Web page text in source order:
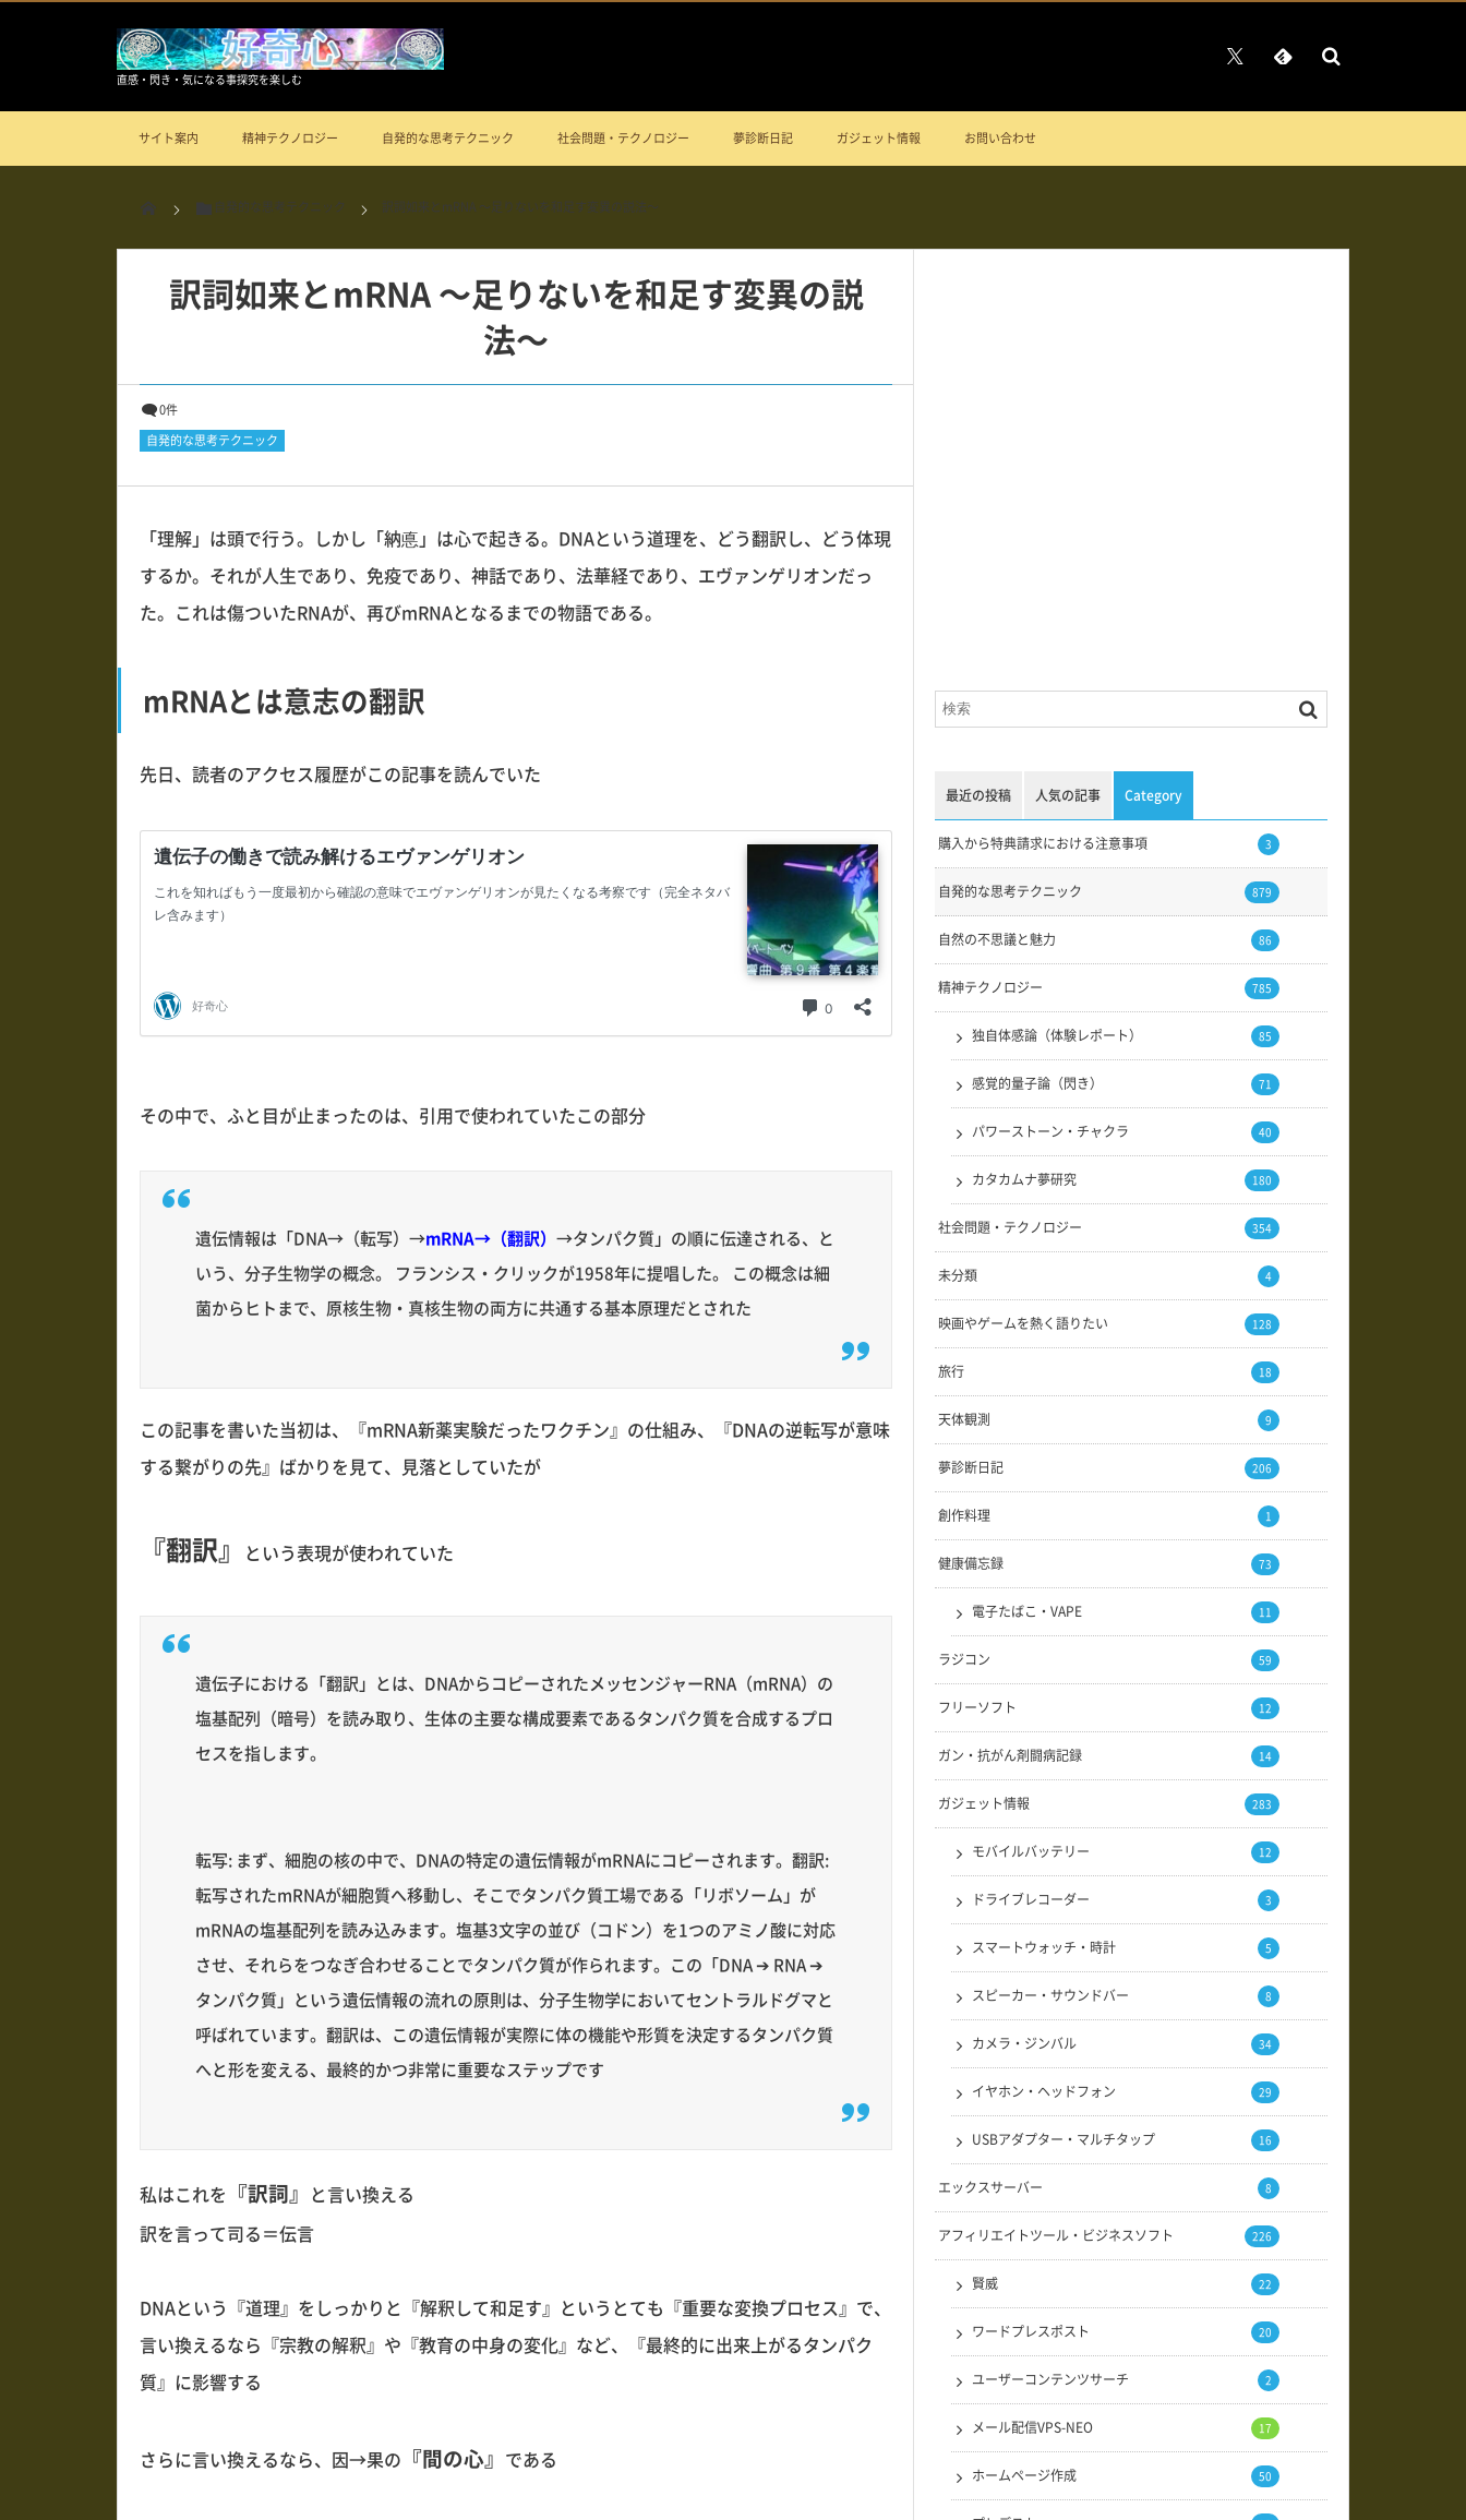
直感・閃き・気になる事探究を楽しむ
サイト案内 精神テクノロジー 自発的な思考テクニック 社会問題・テクノロジー 夢診断日記 ガジェット情報 お問い合わせ
自発的な思考テクニック 訳詞如来とmRNA 〜足りないを和足す変異の説法〜
訳詞如来とmRNA 〜足りないを和足す変異の説
法〜
0件
自発的な思考テクニック
「理解」は頭で行う。しかし「納悳」は心で起きる。DNAという道理を、どう翻訳し、どう体現
するか。それが人生であり、免疫であり、神話であり、法華経であり、エヴァンゲリオンだっ
た。これは傷ついたRNAが、再びmRNAとなるまでの物語である。
mRNAとは意志の翻訳
先日、読者のアクセス履歴がこの記事を読んでいた
その中で、ふと目が止まったのは、引用で使われていたこの部分
遺伝情報は「DNA→（転写）→mRNA→（翻訳） →タンパク質」の順に伝達される、と
いう、分子生物学の概念。 フランシス・クリックが1958年に提唱した。 この概念は細
菌からヒトまで、原核生物・真核生物の両方に共通する基本原理だとされた
この記事を書いた当初は、『mRNA新薬実験だったワクチン』の仕組み、『DNAの逆転写が意味
する繋がりの先』ばかりを見て、見落としていたが
『翻訳』 という表現が使われていた
遺伝子における「翻訳」とは、DNAからコピーされたメッセンジャーRNA（mRNA）の
塩基配列（暗号）を読み取り、生体の主要な構成要素であるタンパク質を合成するプロ
セスを指します。
転写: まず、細胞の核の中で、DNAの特定の遺伝情報がmRNAにコピーされます。翻訳:
転写されたmRNAが細胞質へ移動し、そこでタンパク質工場である「リボソーム」が
mRNAの塩基配列を読み込みます。塩基3文字の並び（コドン）を1つのアミノ酸に対応
させ、それらをつなぎ合わせることでタンパク質が作られます。この「DNA ➔ RNA ➔
タンパク質」という遺伝情報の流れの原則は、分子生物学においてセントラルドグマと
呼ばれています。翻訳は、この遺伝情報が実際に体の機能や形質を決定するタンパク質
へと形を変える、最終的かつ非常に重要なステップです
私はこれを 『訳詞』 と言い換える
訳を言って司る＝伝言
DNAという『道理』をしっかりと『解釈して和足す』というとても『重要な変換プロセス』で、
言い換えるなら『宗教の解釈』や『教育の中身の変化』など、『最終的に出来上がるタンパク
質』に影響する
さらに言い換えるなら、因→果の 『間の心』 である
最近の投稿 人気の記事 Category
購入から特典請求における注意事項 3
自発的な思考テクニック 879
自然の不思議と魅力 86
精神テクノロジー 785
独自体感論（体験レポート） 85
感覚的量子論（閃き） 71
パワーストーン・チャクラ 40
カタカムナ夢研究 180
社会問題・テクノロジー 354
未分類 4
映画やゲームを熱く語りたい 128
旅行 18
天体観測 9
夢診断日記 206
創作料理 1
健康備忘録 73
電子たばこ・VAPE 11
ラジコン 59
フリーソフト 12
ガン・抗がん剤闘病記録 14
ガジェット情報 283
モバイルバッテリー 12
ドライブレコーダー 3
スマートウォッチ・時計 5
スピーカー・サウンドバー 8
カメラ・ジンバル 34
イヤホン・ヘッドフォン 29
USBアダプター・マルチタップ 16
エックスサーバー 8
アフィリエイトツール・ビジネスソフト 226
賢威 22
ワードプレスポスト 20
ユーザーコンテンツサーチ 2
メール配信VPS-NEO 17
ホームページ作成 50